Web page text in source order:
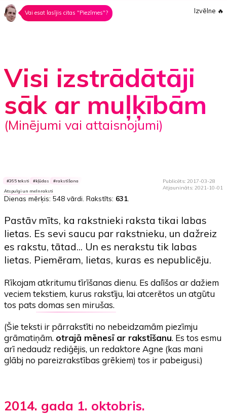
Vai esat lasījis citas "Piezīmes"? Izvēlne 🔥
Visi izstrādātāji
sāk ar muļķībām
(minējumi vai attaisnojumi)
Publicēts: 2017-03-28
Atjaunināts: 2021-10-01
365 teksti kļūdas rakstīšana
Atspulgi un melnraksti
Dienas mērķis:548 vārdi . Rakstīts: 631
Pastāv mīts, ka rakstnieki raksta tikai labas
lietas. Es sevi saucu par rakstnieku, un dažreiz
es rakstu, tātad... Un es nerakstu tik labas
lietas. Piemēram, lietas, kuras es nepublicēju.
Rīkojam atkritumu tīrīšanas dienu. Es dalīšos ar dažiem
veciem tekstiem, kurus rakstīju, lai atcerētos un atgūtu
tos patsdomas sen mirušas.
(Šie teksti ir pārrakstīti no nebeidzamām piezīmju
grāmatiņām. otrajā mēnesī ar rakstīšanu. Es tos esmu
arī nedaudz rediģējis, un redaktore Agne (kas mani
glābj no pareizrakstības grēkiem) tos ir pabeigusi.)
2014. gada 1. oktobris.